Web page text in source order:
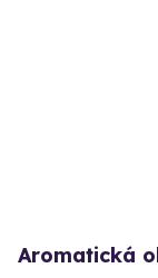
Aromatická